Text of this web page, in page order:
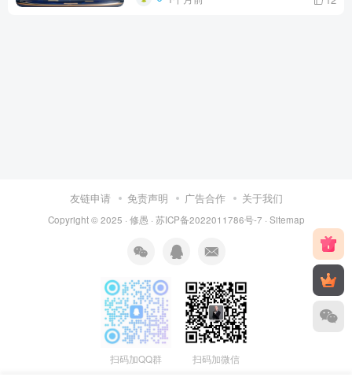
友链申请 免责声明 广告合作 关于我们
Copyright © 2025 · 修愚 · 苏ICP备2022011786号-7 · Sitemap
扫码加QQ群 扫码加微信